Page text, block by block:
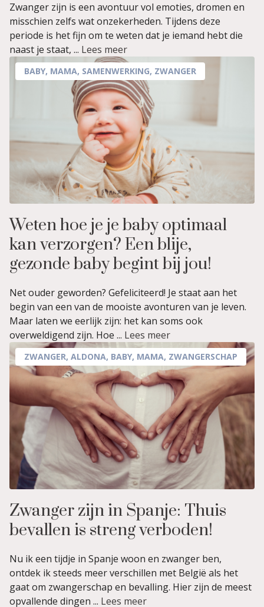
Zwanger zijn is een avontuur vol emoties, dromen en
misschien zelfs wat onzekerheden. Tijdens deze
periode is het fijn om te weten dat je iemand hebt die
naast je staat, ... Lees meer
BABY, MAMA, SAMENWERKING, ZWANGER
Weten hoe je je baby optimaal
kan verzorgen? Een blije,
gezonde baby begint bij jou!
Net ouder geworden? Gefeliciteerd! Je staat aan het
begin van een van de mooiste avonturen van je leven.
Maar laten we eerlijk zijn: het kan soms ook
overweldigend zijn. Hoe ... Lees meer
ZWANGER, ALDONA, BABY, MAMA, ZWANGERSCHAP
Zwanger zijn in Spanje: Thuis
bevallen is streng verboden!
Nu ik een tijdje in Spanje woon en zwanger ben,
ontdek ik steeds meer verschillen met België als het
gaat om zwangerschap en bevalling. Hier zijn de meest
opvallende dingen ... Lees meer